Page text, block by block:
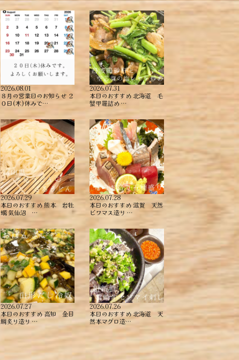
2026.08.01
８月の営業日のお知らせ ２
０日(木)休みで…
2026.07.31
本日のおすすめ ︎北海道 毛
蟹甲羅詰め ︎…
2026.07.29
本日のおすすめ ︎熊本 岩牡
蠣 ︎気仙沼 …
2026.07.28
本日のおすすめ ︎滋賀 天然
ビワマス造り …
2026.07.27
本日のおすすめ ︎高知 金目
鯛炙り造り ︎…
2026.07.26
本日のおすすめ ︎北海道 天
然本マグロ造…